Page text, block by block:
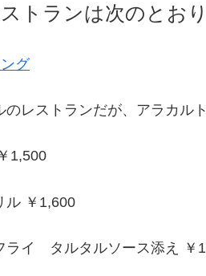
トランは次のとおり
グ
レストランだが、アラカルト
1,500
ル ￥1,600
ライ タルタルソース添え ￥